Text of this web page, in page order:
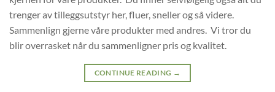
trenger av tilleggsutstyr her, fluer, sneller og så videre.
Sammenlign gjerne våre produkter med andres. Vi tror du
blir overrasket når du sammenligner pris og kvalitet.
CONTINUE READING →